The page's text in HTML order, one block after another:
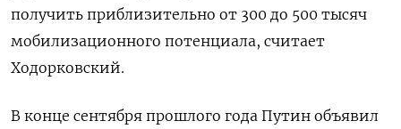
получить приблизительно от 300 до 500 тысяч
мобилизационного потенциала, считает
Ходорковский.
В конце сентября прошлого года Путин объявил